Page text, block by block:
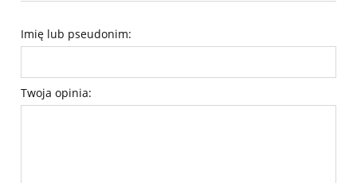
Imię lub pseudonim:
Twoja opinia: